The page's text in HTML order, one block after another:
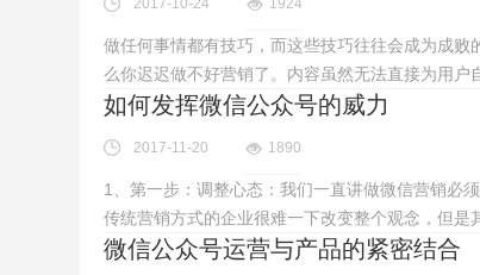
2017-10-24 1924
做任何事情都有技巧，而这些技巧往往会成为
么你迟迟做不好营销了。内容虽然无法直接为用户
如何发挥微信公众号的威力
2017-11-20 1890
1、第一步：调整心态：我们一直讲做微信营销必
传统营销方式的企业很难一下改变整个观念，但是
微信公众号运营与产品的紧密结合